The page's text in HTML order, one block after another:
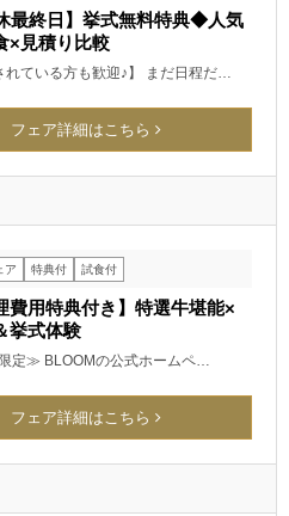
最終日】挙式無料特典◆人気
×見積り比較
れている方も歓迎♪】 まだ日程だ…
フェア詳細はこちら
ア 特典付 試食付
用特典付き】特選牛堪能×
挙式体験
定≫ BLOOMの公式ホームペ…
フェア詳細はこちら